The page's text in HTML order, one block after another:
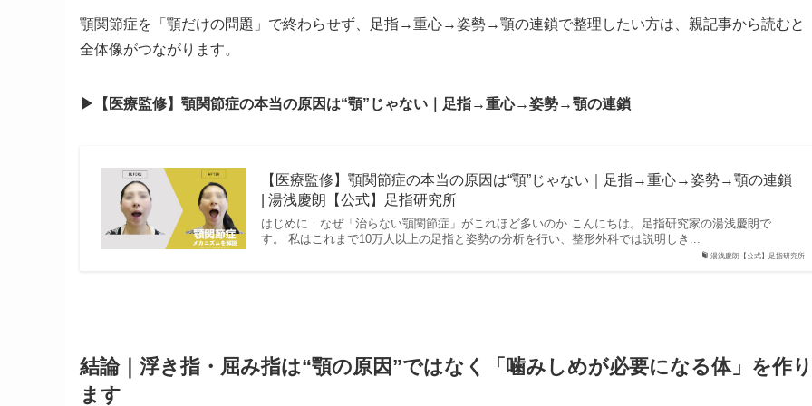
顎関節症を「顎だけの問題」で終わらせず、足指→重心→姿勢→顎の連鎖で整理したい方は、親記事から読むと
全体像がつながります。
▶︎【医療監修】顎関節症の本当の原因は“顎”じゃない｜足指→重心→姿勢→顎の連鎖
湯浅慶朗【公式】足指研究所
【医療監修】顎関節症の本当の原因は“顎”じゃない｜足指→重心→姿勢→顎の連鎖
| 湯浅慶朗【公式】足指研究所
はじめに｜なぜ「治らない顎関節症」がこれほど多いのか こんにちは。足指研究家の湯浅慶朗で
す。 私はこれまで10万人以上の足指と姿勢の分析を行い、整形外科では説明しき...
結論｜浮き指・屈み指は“顎の原因”ではなく「噛みしめが必要になる体」を作り
ます